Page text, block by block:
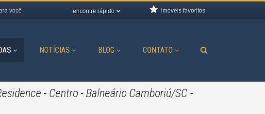
você encontre rápido imóveis favoritos
NOTÍCIAS BLOG CONTATO
- Centro - Balneário Camboriú/SC -